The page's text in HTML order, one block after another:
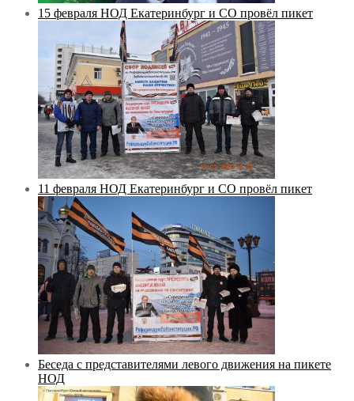
15 февраля НОД Екатеринбург и СО провёл пикет
11 февраля НОД Екатеринбург и СО провёл пикет
Беседа с представителями левого движения на пикете
НОД